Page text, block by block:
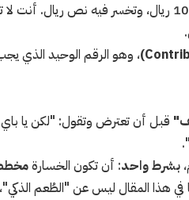
نعم، أنت قرأت الرقم صحيحاً. أنت تبيع المنتج بـ 100
، وهو الرقم الوحيد الذي
قبل أن تعترض وتقول: "لكن يا
بشرط واحد: أن تكون الخسارة
في هذا المقال ليس عن "الطُعم